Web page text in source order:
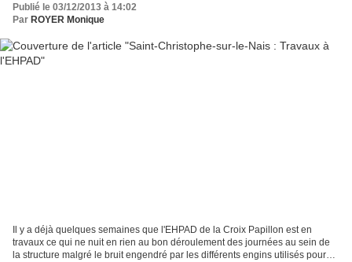
Publié le 03/12/2013 à 14:02
Par ROYER Monique
Il y a déjà quelques semaines que l'EHPAD de la Croix Papillon est en
travaux ce qui ne nuit en rien au bon déroulement des journées au sein de
la structure malgré le bruit engendré par les différents engins utilisés pour